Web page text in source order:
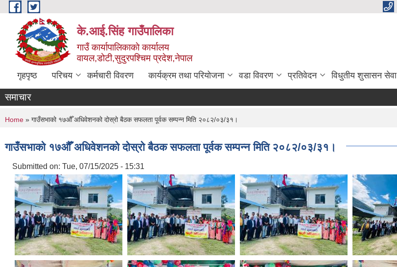
Skip to main content
के.आई.सिंह गाउँपालिका
गाउँ कार्यापालिकाकाे कार्यालय
वायल,डोटी,सुदुरपश्चिम प्रदेश,नेपाल
गृहपृष्ठ परिचय कर्मचारी विवरण कार्यक्रम तथा परियोजना वडा विवरण प्रतिवेदन विधुतीय शुसासन सेवा
समाचार
You are here
Home » गाउँसभाको १७औँ अधिवेशनको दोस्रो बैठक सफलता पूर्वक सम्पन्न मिति २०८२/०३/३१।
गाउँसभाको १७औँ अधिवेशनको दोस्रो बैठक सफलता पूर्वक सम्पन्न मिति २०८२/०३/३१।
Submitted on: Tue, 07/15/2025 - 15:31